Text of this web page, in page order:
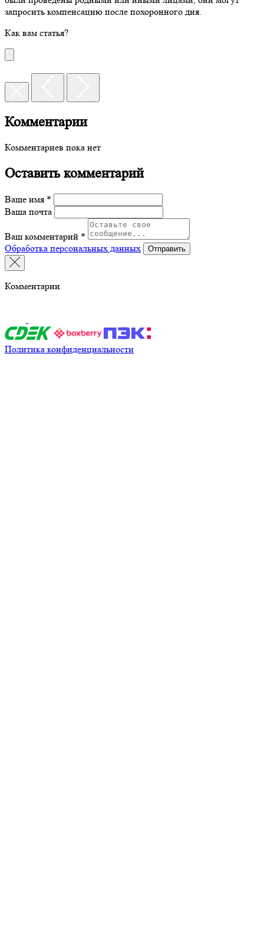
запросить компенсацию после похоронного дня.
Как вам статья?
Комментарии
Комментариев пока нет
Оставить комментарий
Ваше имя *
Ваша почта
Ваш комментарий *
Обработка персональных данных
Отправить
Комментарии
Политика конфиденциальности